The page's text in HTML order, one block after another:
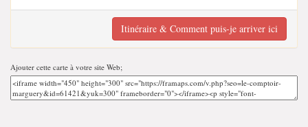
Itinéraire & Comment puis-je arriver ici
Ajouter cette carte à votre site Web;